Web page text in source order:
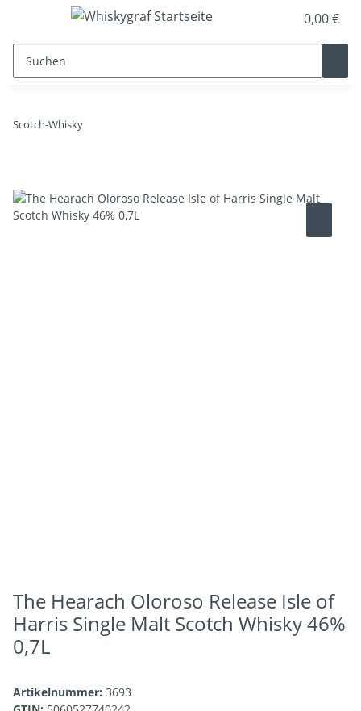
0,00 €
Scotch-Whisky
The Hearach Oloroso Release Isle of
Harris Single Malt Scotch Whisky 46%
0,7L
Artikelnummer: 3693